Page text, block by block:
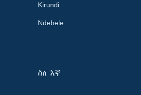
Kirundi
Ndebele
ስለ እኛ